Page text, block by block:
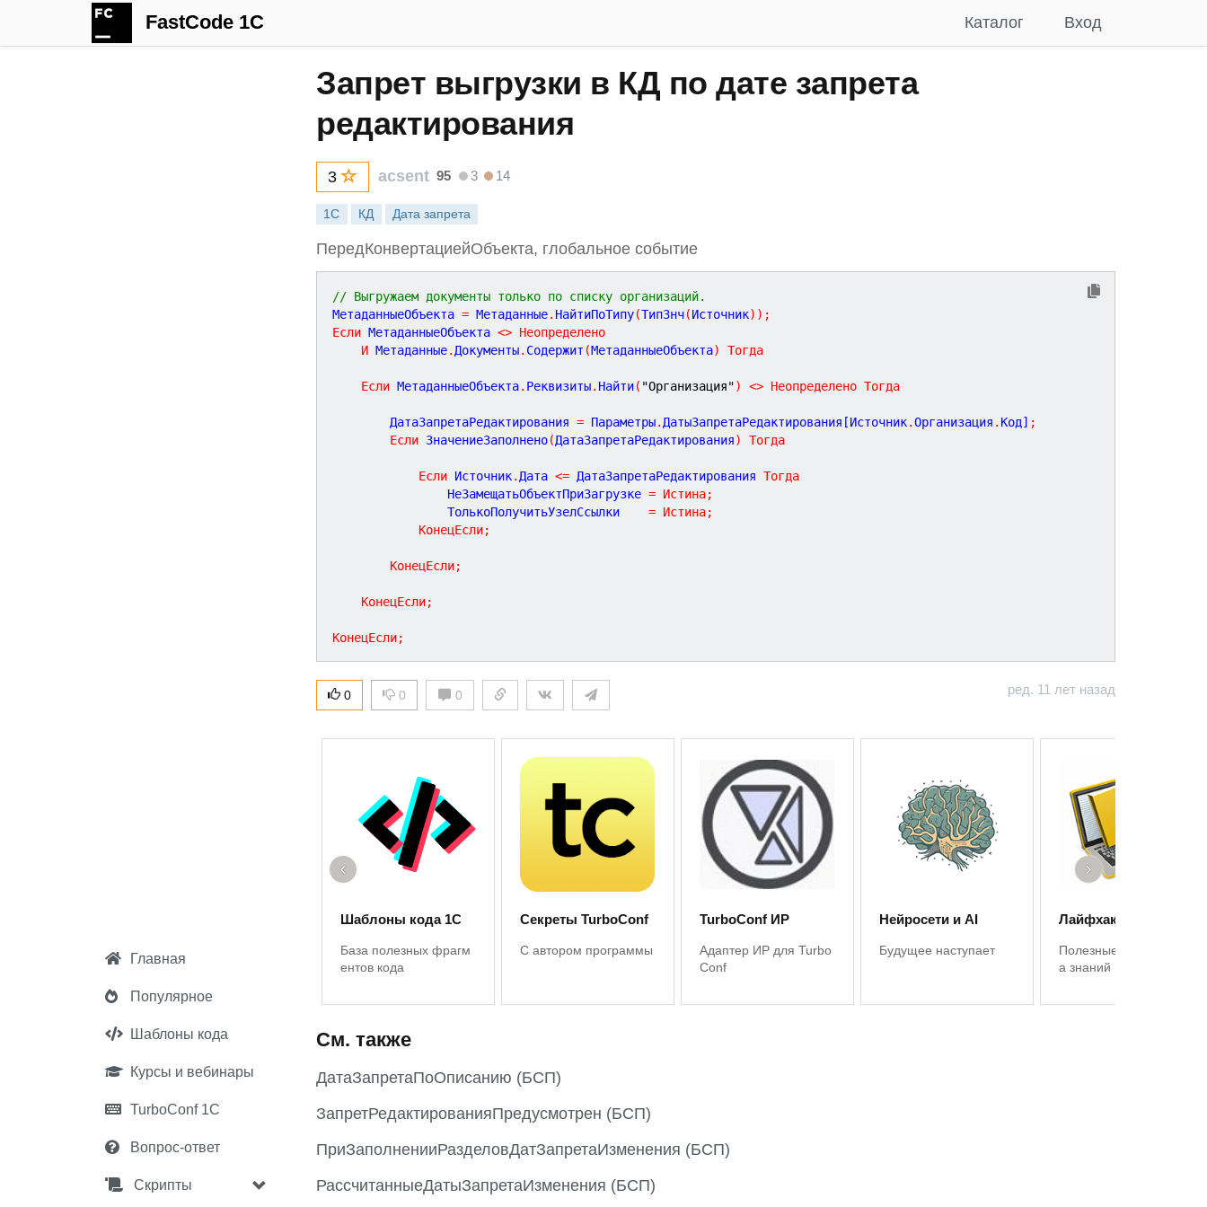
FastCode 1C Вход
Каталог
Главная
Популярное
Шаблоны кода
Курсы и вебинары
TurboConf 1С
Вопрос-ответ
Скрипты
Запрет выгрузки в КД по дате запрета
редактирования
3 acsent 95 3 14
1С КД Дата запрета
ПередКонвертациейОбъекта, глобальное событие
// Выгружаем документы только по списку организаций.
МетаданныеОбъекта = Метаданные. НайтиПоТипу(ТипЗнч(Источник) ) ;
Если МетаданныеОбъекта <> Неопределено
И Метаданные. Документы. Содержит (МетаданныеОбъекта) Тогда
Если МетаданныеОбъекта. Реквизиты. Найти( "Организация") <> Неопределено Тогда
		ДатаЗапретаРедактирования
= Параметры. ДатыЗапретаРедактирования[Источник.Организация . Код] ;
Если ЗначениеЗаполнено(ДатаЗапретаРедактирования) Тогда
Если Источник. Дата <= ДатаЗапретаРедактирования Тогда
				НеЗамещатьОбъектПриЗагрузке
= Истина;
				ТолькоПолучитьУзелСсылки
= Истина;
КонецЕсли;
КонецЕсли;
КонецЕсли;
КонецЕсли;
0 0 0 ред. 11 лет назад
Шаблоны кода 1С
База полезных фрагм
ентов кода
Секреты TurboConf
С автором программы
TurboConf ИР
Адаптер ИР для Turbo
Conf
Нейросети и AI
Будущее наступает
Лайфхаки 1С
Полезные советы, баз
а знаний
‹ ›
См. также
ДатаЗапретаПоОписанию (БСП)
ЗапретРедактированияПредусмотрен (БСП)
ПриЗаполненииРазделовДатЗапретаИзменения (БСП)
РассчитанныеДатыЗапретаИзменения (БСП)